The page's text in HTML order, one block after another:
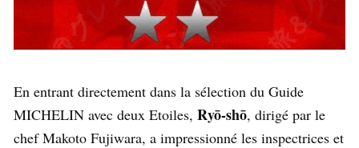
En entrant directement dans la sélection du Guide
MICHELIN avec deux Etoiles, Ryō-shō, dirigé par le
chef Makoto Fujiwara, a impressionné les inspectrices et